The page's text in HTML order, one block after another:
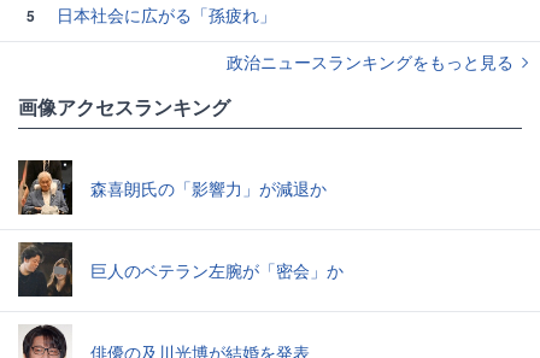
5
日本社会に広がる「孫疲れ」
政治ニュースランキングをもっと見る
画像アクセスランキング
森喜朗氏の「影響力」が減退か
巨人のベテラン左腕が「密会」か
俳優の及川光博が結婚を発表